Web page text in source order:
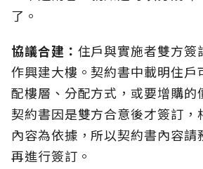
了。
協議合建： 住戶與實施者雙方簽
作興建大樓。契約書中載明住戶
配樓層、分配方式，或要增購的
契約書因是雙方合意後才簽訂，
內容為依據，所以契約書內容請
再進行簽訂。